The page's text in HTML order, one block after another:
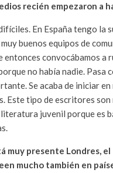
recién empezaron a
En España tengo
buenos equipos de
convocábamos a
no había nadie.
Se acaba de iniciar
Este tipo de escritores
juvenil porque es
muy presente
mucho también en